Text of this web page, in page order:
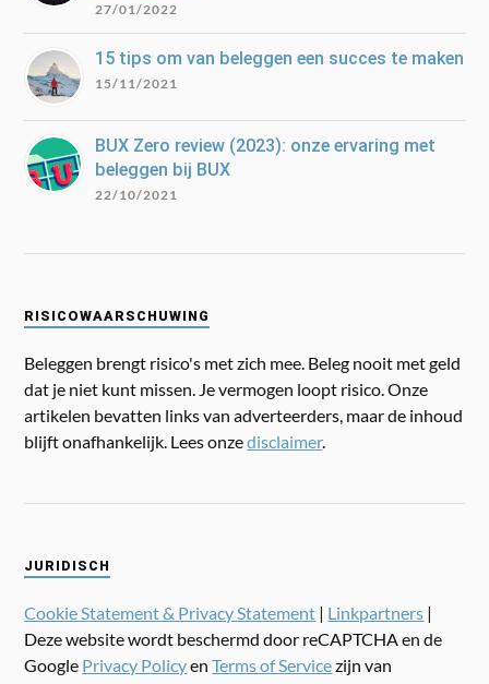
27/01/2022
15 tips om van beleggen een succes te maken
15/11/2021
BUX Zero review (2023): onze ervaring met
beleggen bij BUX
22/10/2021
RISICOWAARSCHUWING
Beleggen brengt risico's met zich mee. Beleg nooit met geld
dat je niet kunt missen. Je vermogen loopt risico. Onze
artikelen bevatten links van adverteerders, maar de inhoud
blijft onafhankelijk. Lees onzedisclaimer.
JURIDISCH
Cookie Statement & Privacy Statement | Linkpartners |
Deze website wordt beschermd door reCAPTCHA en de
Google Privacy PolicyenTerms of Servicezijn van